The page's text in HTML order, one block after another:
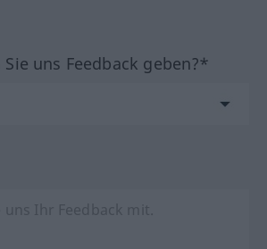
uns Feedback geben?*